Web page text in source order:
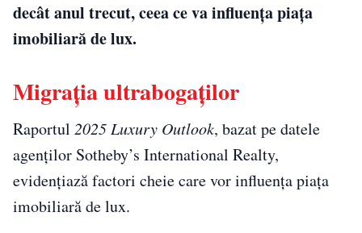
decât anul trecut, ceea ce va influența piața
imobiliară de lux.
Migrația ultrabogaților
Raportul 2025 Luxury Outlook, bazat pe datele
agenților Sotheby’s International Realty,
evidențiază factori cheie care vor influența piața
imobiliară de lux.